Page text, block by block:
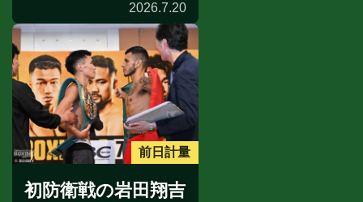
2026.7.20
前日計量
初防衛戦の岩田翔吉